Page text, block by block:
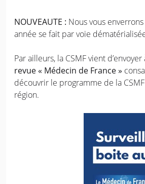
NOUVEAUTE : Nous vous
année se fait par voie
Par ailleurs, la CSMF vient d’envoyer
revue « Médecin de France »
découvrir le programme de la
région.